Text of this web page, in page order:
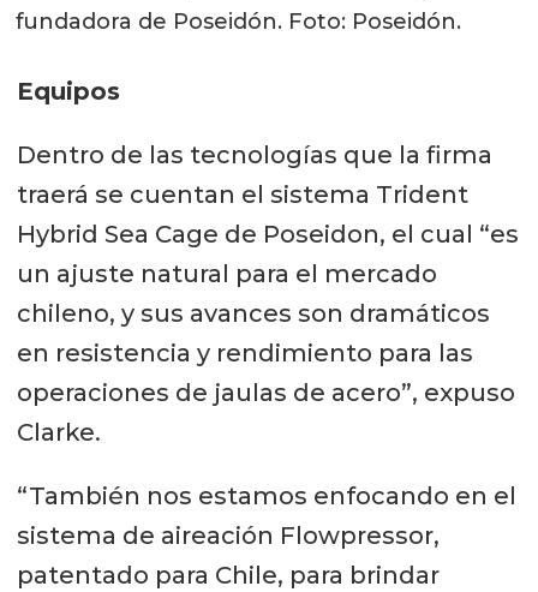
fundadora de Poseidón. Foto: Poseidón.
Equipos
Dentro de las tecnologías que la firma
traerá se cuentan el sistema Trident
Hybrid Sea Cage de Poseidon, el cual “es
un ajuste natural para el mercado
chileno, y sus avances son dramáticos
en resistencia y rendimiento para las
operaciones de jaulas de acero”, expuso
Clarke.
“También nos estamos enfocando en el
sistema de aireación Flowpressor,
patentado para Chile, para brindar